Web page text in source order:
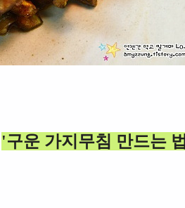
'구운 가지무침 만드는